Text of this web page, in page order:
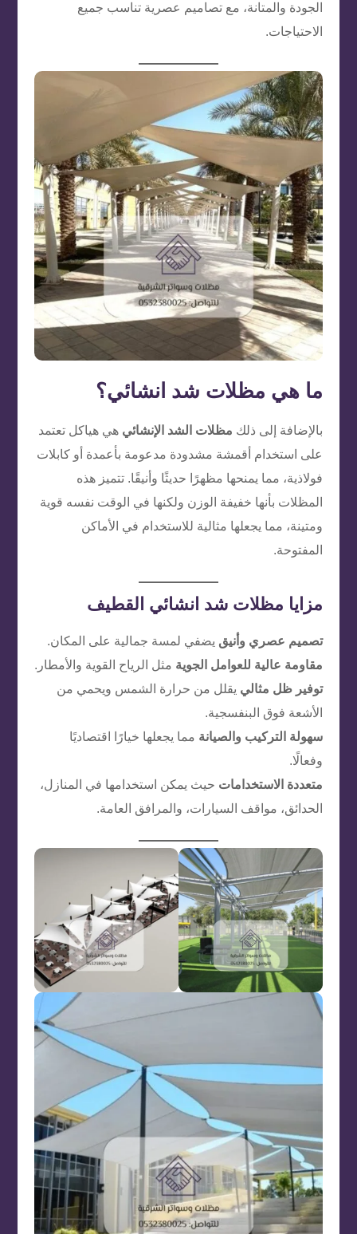
الجودة والمتانة، مع تصاميم عصرية تناسب جميع
الاحتياجات.
ما هي مظلات شد انشائي؟
بالإضافة إلى ذلك مظلات الشد الإنشائي هي هياكل تعتمد
على استخدام أقمشة مشدودة مدعومة بأعمدة أو كابلات
فولاذية، مما يمنحها مظهرًا حديثًا وأنيقًا. تتميز هذه
المظلات بأنها خفيفة الوزن ولكنها في الوقت نفسه قوية
ومتينة، مما يجعلها مثالية للاستخدام في الأماكن
المفتوحة.
مزايا مظلات شد انشائي القطيف
تصميم عصري وأنيق يضفي لمسة جمالية على المكان.
مقاومة عالية للعوامل الجوية مثل الرياح القوية والأمطار.
توفير ظل مثالي يقلل من حرارة الشمس ويحمي من
الأشعة فوق البنفسجية.
سهولة التركيب والصيانة مما يجعلها خيارًا اقتصاديًا
وفعالًا.
متعددة الاستخدامات حيث يمكن استخدامها في المنازل،
الحدائق، مواقف السيارات، والمرافق العامة.